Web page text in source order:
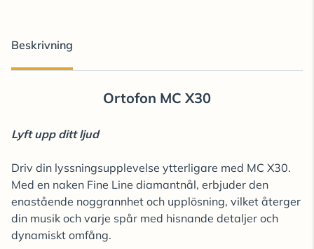
Beskrivning
Ortofon MC X30
Lyft upp ditt ljud
Driv din lyssningsupplevelse ytterligare med MC X30.
Med en naken Fine Line diamantnål, erbjuder den
enastående noggrannhet och upplösning, vilket återger
din musik och varje spår med hisnande detaljer och
dynamiskt omfång.